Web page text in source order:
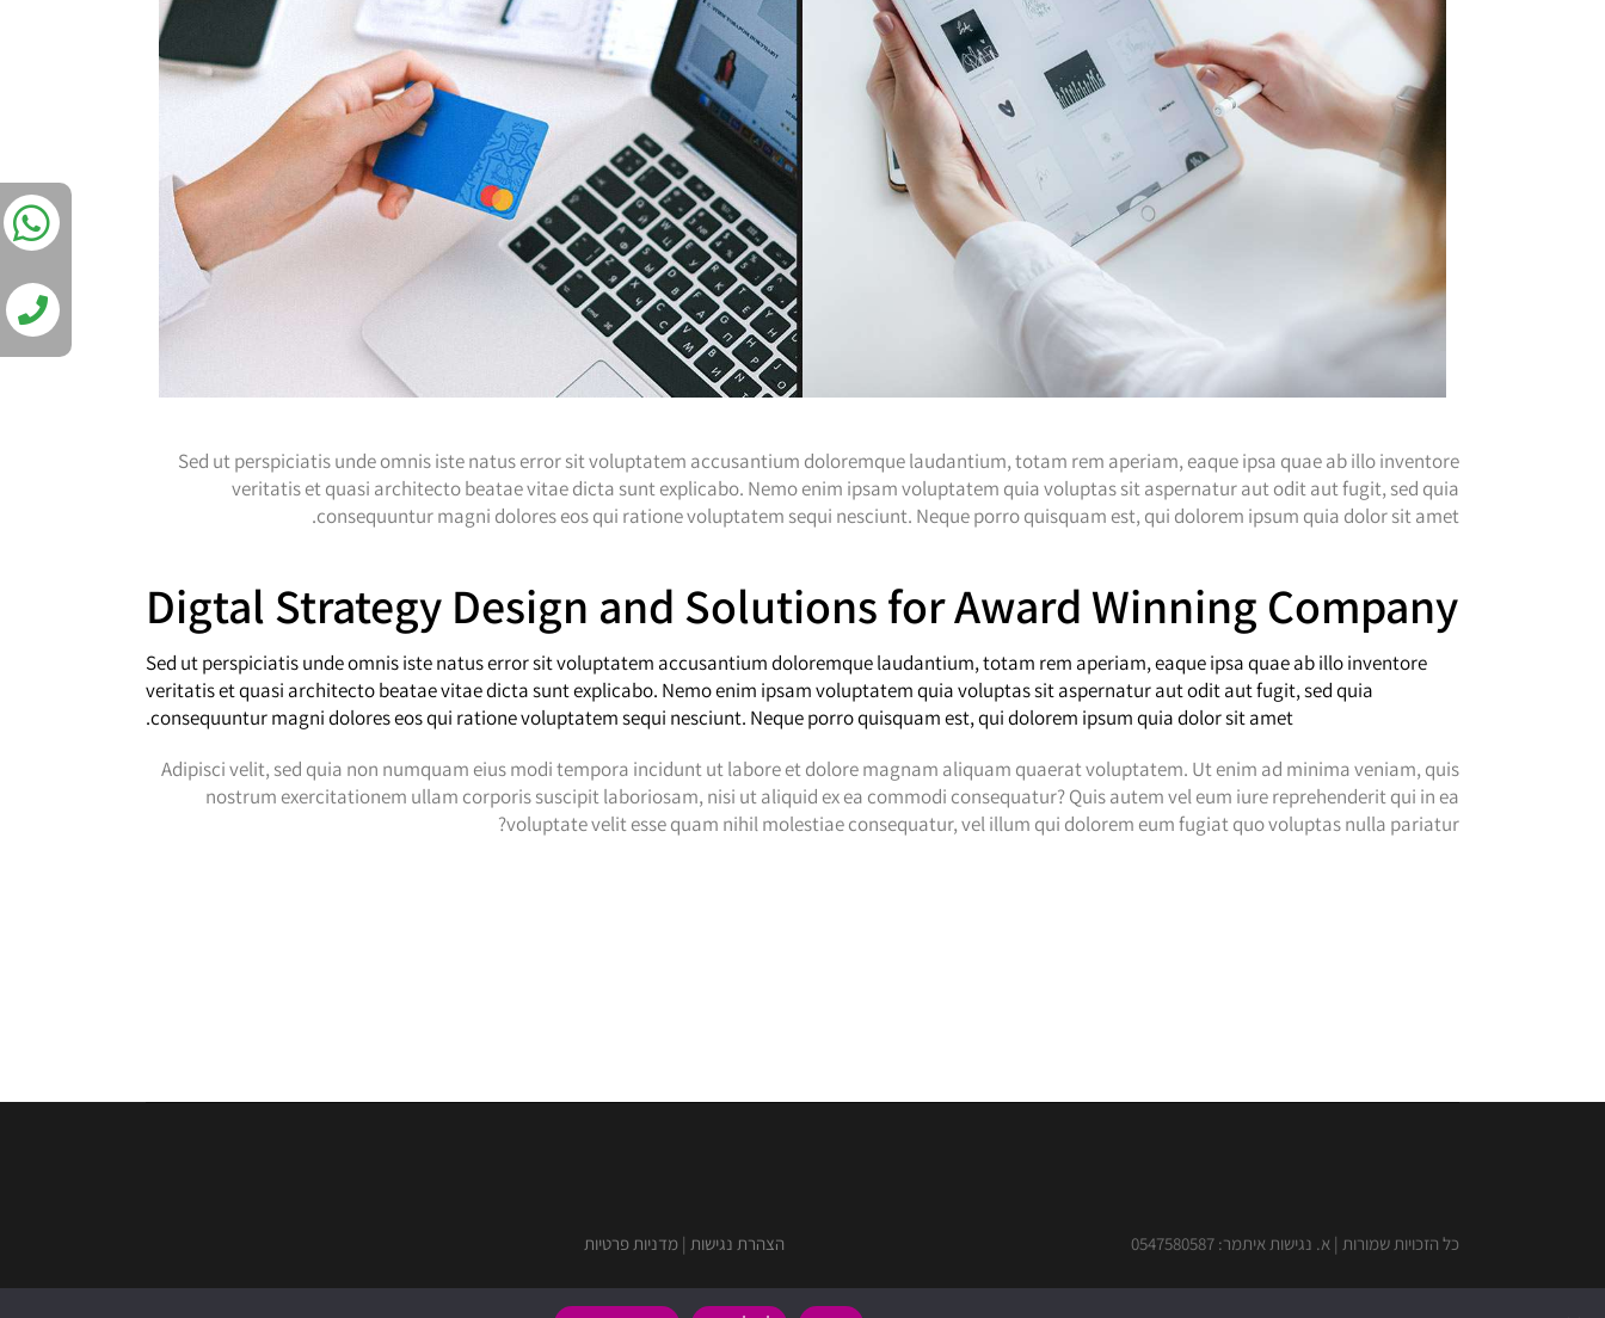
Sed ut perspiciatis unde omnis iste natus error sit voluptatem accusantium doloremque laudantium, totam rem aperiam, eaque ipsa quae ab illo inventore
veritatis et quasi architecto beatae vitae dicta sunt explicabo. Nemo enim ipsam voluptatem quia voluptas sit aspernatur aut odit aut fugit, sed quia
consequuntur magni dolores eos qui ratione voluptatem sequi nesciunt. Neque porro quisquam est, qui dolorem ipsum quia dolor sit amet.
Digtal Strategy Design and Solutions for Award Winning Company
Sed ut perspiciatis unde omnis iste natus error sit voluptatem accusantium doloremque laudantium, totam rem aperiam, eaque ipsa quae ab illo inventore
veritatis et quasi architecto beatae vitae dicta sunt explicabo. Nemo enim ipsam voluptatem quia voluptas sit aspernatur aut odit aut fugit, sed quia
consequuntur magni dolores eos qui ratione voluptatem sequi nesciunt. Neque porro quisquam est, qui dolorem ipsum quia dolor sit amet.
Adipisci velit, sed quia non numquam eius modi tempora incidunt ut labore et dolore magnam aliquam quaerat voluptatem. Ut enim ad minima veniam, quis
nostrum exercitationem ullam corporis suscipit laboriosam, nisi ut aliquid ex ea commodi consequatur? Quis autem vel eum iure reprehenderit qui in ea
voluptate velit esse quam nihil molestiae consequatur, vel illum qui dolorem eum fugiat quo voluptas nulla pariatur?
הצהרת נגישות | מדניות פרטיות כל הזכויות שמורות | א. נגישות איתמר: 0547580587